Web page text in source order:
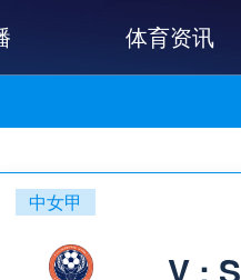
体育资讯
中女甲